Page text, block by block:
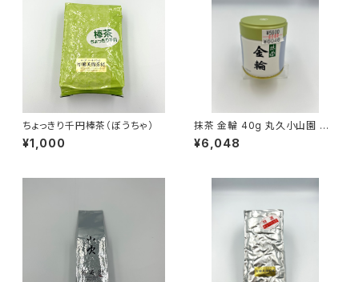
ちょっきり千円棒茶（ぼうちゃ）
¥1,000
抹茶 金輪 40g 丸久小山園 MA
TCHA KINRIN
¥6,048